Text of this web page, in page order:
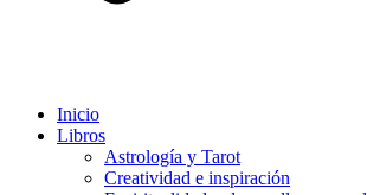
Inicio
Libros
Astrología y Tarot
Creatividad e inspiración